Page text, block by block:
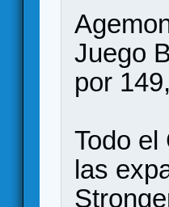
Juego
por
Todo el
las